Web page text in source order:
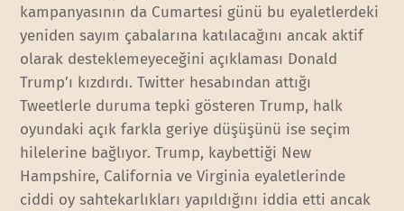
kampanyasının da Cumartesi günü bu eyaletlerdeki
yeniden sayım çabalarına katılacağını ancak aktif
olarak desteklemeyeceğini açıklaması Donald
Trump’ı kızdırdı. Twitter hesabından attığı
Tweetlerle duruma tepki gösteren Trump, halk
oyundaki açık farkla geriye düşüşünü ise seçim
hilelerine bağlıyor. Trump, kaybettiği New
Hampshire, California ve Virginia eyaletlerinde
ciddi oy sahtekarlıkları yapıldığını iddia etti ancak